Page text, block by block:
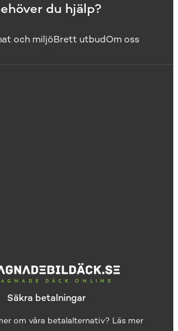
du hjälp?
och miljöBrett utbudOm oss
Säkra betalningar
om våra betalalternativ? Läs mer